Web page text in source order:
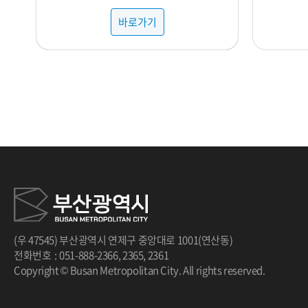
바로가기
바로가기
바로가기
바로가기
바로가기
바로가기
바로가기
바로가기
바로가기
바로가기
바로가기
바로가기
바로가기
바로가기
바로가기
바로가기
바로가기
바로가기
바로가기
바로가기
바로가기
바로가기
바로가기
바로가기
바로가기
바로가기
바로가기
바로가기
바로가기
바로가기
바로가기
바로가기
바로가기
바로가기
바로가기
바로가기
바로가기
바로가기
바로가기
바로가기
바로가기
바로가기
바로가기
바로가기
바로가기
바로가기
바로가기
바로가기
바로가기
바로가기
바로가기
바로가기
바로가기
바로가기
바로가기
바로가기
바로가기
바로가기
바로가기
바로가기
바로가기
바로가기
바로가기
바로가기
바로가기
바로가기
바로가기
바로가기
바로가기
바로가기
바로가기
바로가기
바로가기
바로가기
바로가기
바로가기
바로가기
바로가기
바로가기
바로가기
바로가기
바로가기
바로가기
바로가기
바로가기
바로가기
바로가기
바로가기
바로가기
바로가기
바로가기
(우 47545) 부산광역시 연제구 중앙대로 1001(연산동)
전화번호 :051-888-2366,2365, 2361
Copyright © Busan Metropolitan City. All rights reserved.